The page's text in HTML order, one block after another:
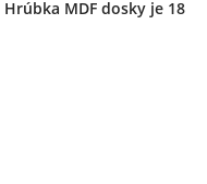
Hrúbka MDF dosky je 18